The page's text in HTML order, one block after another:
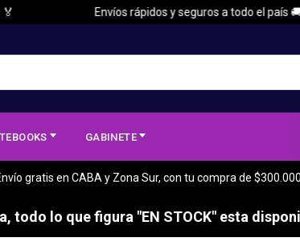
Envíos rápidos y seguros a todo el país
GABINETE
gratis en CABA y Zona Sur, con tu compra de
todo lo que figura "EN STOCK" esta